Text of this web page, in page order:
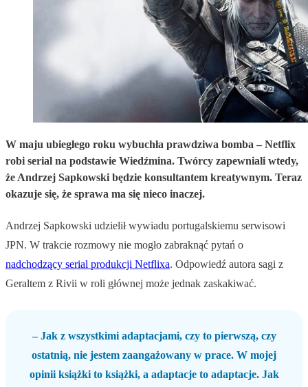
W maju ubiegłego roku wybuchła prawdziwa bomba – Netflix
robi serial na podstawie Wiedźmina. Twórcy zapewniali wtedy,
że Andrzej Sapkowski będzie konsultantem kreatywnym. Teraz
okazuje się, że sprawa ma się nieco inaczej.
Andrzej Sapkowski udzielił wywiadu portugalskiemu serwisowi
JPN. W trakcie rozmowy nie mogło zabraknąć pytań o
nadchodzący serial produkcji Netflixa. Odpowiedź autora sagi z
Geraltem z Rivii w roli głównej może jednak zaskakiwać.
– Jak z wszystkimi adaptacjami, czy to pierwszą, czy
ostatnią, nie jestem zaangażowany w prace. W mojej
opinii książki to książki, a adaptacje to adaptacje. Jak